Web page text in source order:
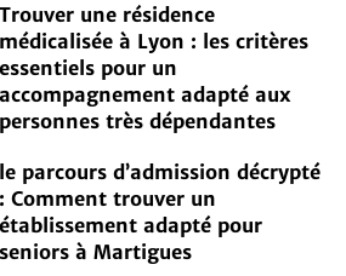
Trouver une résidence
médicalisée à Lyon : les critères
essentiels pour un
accompagnement adapté aux
personnes très dépendantes
le parcours d’admission décrypté
: Comment trouver un
établissement adapté pour
seniors à Martigues